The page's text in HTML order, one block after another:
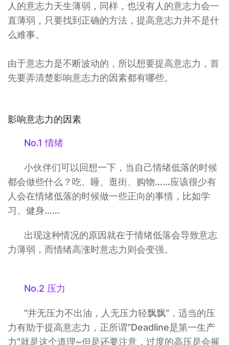
人的意志力天生薄弱，同样，也没有人的意志力会一
直薄弱，只要找到正确的方法，提高意志力并不是什
么难事。
由于意志力是不断波动的，所以想要提高意志力，首
先要弄清楚影响意志力的因素都有哪些。
影响意志力的因素
No.1 情绪
小伙伴们可以回想一下，当自己情绪低落的时候
都会做些什么？吃、睡、逛街、购物……应该很少有
人会在情绪低落的时候做一些正向的事情，比如学
习、健身……
出现这种情况的原因就在于情绪低落会导致意志
力薄弱，而情绪高涨时意志力则会变强。
No.2 压力
“井无压力不出油，人无压力轻飘飘”，适当的压
力有助于提高意志力，正所谓“Deadline是第一生产
力”就是这个道理~但是还要注意，过度的高压是会摧